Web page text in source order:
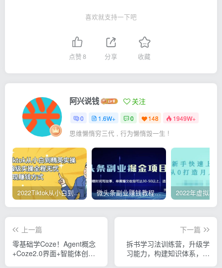
喜欢就支持一下吧
点赞8 分享 收藏
阿兴说钱 关注
0 1.6W+ 0 148 1949W+
思维懒惰穷三代 , 行为懒惰毁一生 !
2022Tiktok从小白到精英实操，0-1保姆级实操全程无忧，多种变现赚钱方式 微头条副业赚钱教程，项目单号单天做到50-100+收益
上一篇
零基础学Coze！Agent概念
+Coze2.0界面+智能体创
下一篇
拆书学习法训练营，升级学
习能力，构建知识体系，，